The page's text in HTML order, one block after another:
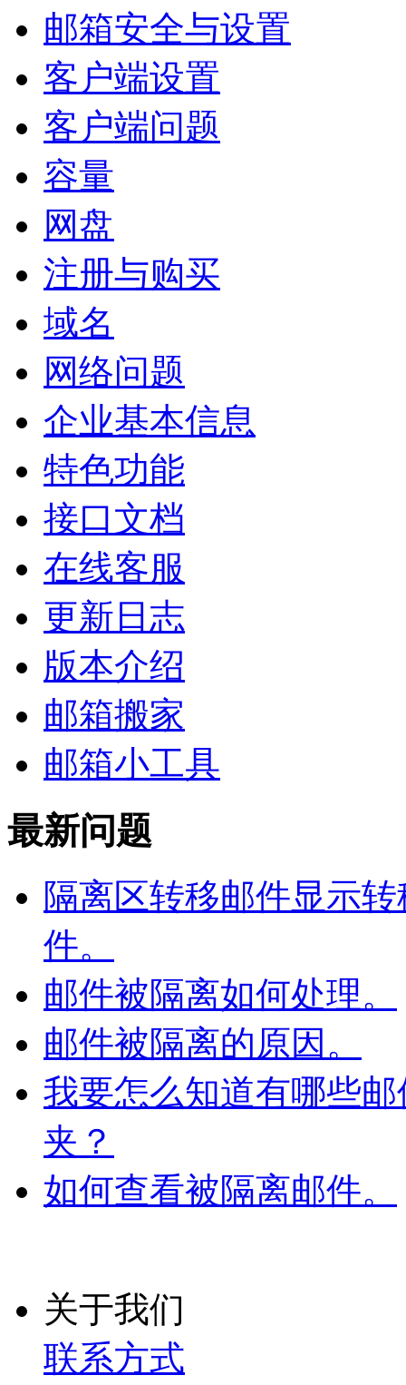
邮箱安全与设置
客户端设置
客户端问题
容量
网盘
注册与购买
域名
网络问题
企业基本信息
特色功能
接口文档
在线客服
更新日志
版本介绍
邮箱搬家
邮箱小工具
最新问题
隔离区转移邮件显示
件。
邮件被隔离如何处理。
邮件被隔离的原因。
我要怎么知道有哪些
夹？
如何查看被隔离邮件。
关于我们
联系方式